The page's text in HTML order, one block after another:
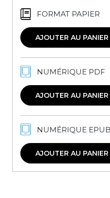
FORMAT PAPIER
AJOUTER AU PANIER
NUMÉRIQUE PDF
AJOUTER AU PANIER
NUMÉRIQUE EPUB
AJOUTER AU PANIER